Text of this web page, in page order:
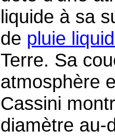
liquide à sa
de pluie
Terre. Sa
atmosphère
Cassini
diamètre au-